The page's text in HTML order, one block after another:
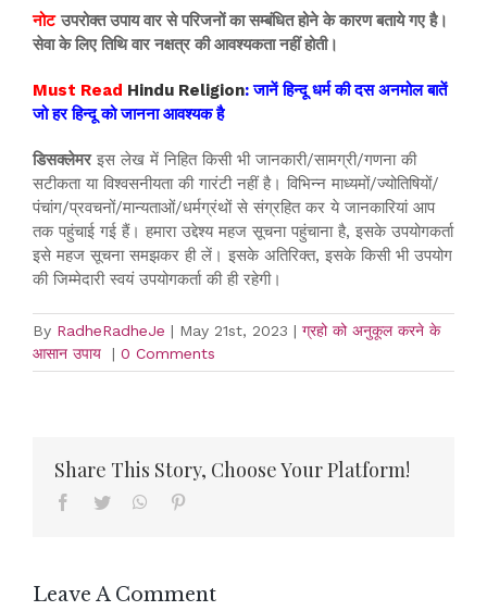
नोट उपरोक्त उपाय वार से परिजनों का सम्बंधित होने के कारण बताये गए है।
सेवा के लिए तिथि वार नक्षत्र की आवश्यकता नहीं होती।
Must Read Hindu Religion: जानें हिन्दू धर्म की दस अनमोल बातें
जो हर हिन्दू को जानना आवश्यक है
डिसक्लेमरइस लेख में निहित किसी भी जानकारी/सामग्री/गणना की
सटीकता या विश्वसनीयता की गारंटी नहीं है। विभिन्न माध्यमों/ज्योतिषियों/
पंचांग/प्रवचनों/मान्यताओं/धर्मग्रंथों से संग्रहित कर ये जानकारियां आप
तक पहुंचाई गई हैं। हमारा उद्देश्य महज सूचना पहुंचाना है, इसके उपयोगकर्ता
इसे महज सूचना समझकर ही लें। इसके अतिरिक्त, इसके किसी भी उपयोग
की जिम्मेदारी स्वयं उपयोगकर्ता की ही रहेगी।
By RadheRadheJe | May 21st, 2023 | ग्रहो को अनुकूल करने के
आसान उपाय
| 0 Comments
Share This Story, Choose Your Platform!
Facebook
Twitter WhatsApp
Leave A Comment